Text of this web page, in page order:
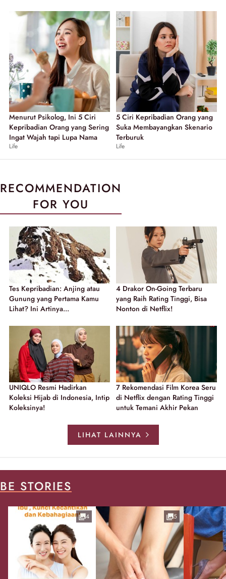
Menurut Psikolog, Ini 5 Ciri
Kepribadian Orang yang Sering
Ingat Wajah tapi Lupa Nama
Life
5 Ciri Kepribadian Orang yang
Suka Membayangkan Skenario
Terburuk
Life
RECOMMENDATION
FOR YOU
Tes Kepribadian: Anjing atau
Gunung yang Pertama Kamu
Lihat? Ini Artinya...
4 Drakor On-Going Terbaru
yang Raih Rating Tinggi, Bisa
Nonton di Netflix!
UNIQLO Resmi Hadirkan
Koleksi Hijab di Indonesia, Intip
Koleksinya!
7 Rekomendasi Film Korea Seru
di Netflix dengan Rating Tinggi
untuk Temani Akhir Pekan
LIHAT LAINNYA
BE STORIES
4 5